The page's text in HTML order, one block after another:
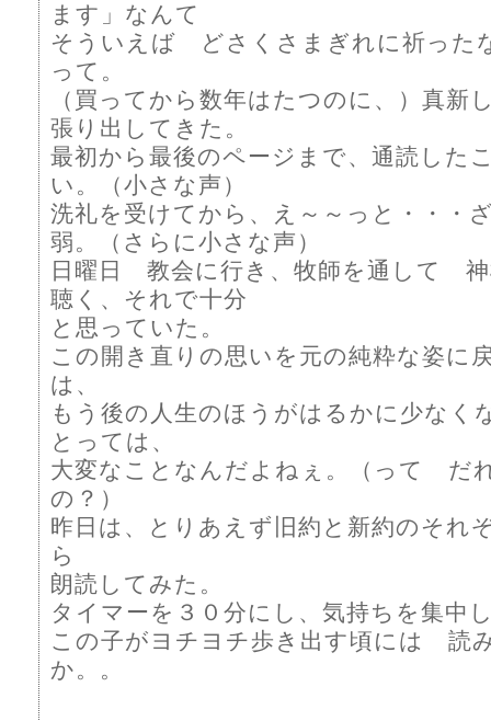
ます」なんて
そういえば どさくさまぎれに祈った
って。
（買ってから数年はたつのに、）真新
張り出してきた。
最初から最後のページまで、通読した
い。（小さな声）
洗礼を受けてから、え～～っと・・・
弱。（さらに小さな声）
日曜日 教会に行き、牧師を通して
聴く、それで十分
と思っていた。
この開き直りの思いを元の純粋な姿に
は、
もう後の人生のほうがはるかに少なく
とっては、
大変なことなんだよねぇ。（って だ
の？）
昨日は、とりあえず旧約と新約のそ
ら
朗読してみた。
タイマーを３０分にし、気持ちを集中
この子がヨチヨチ歩き出す頃には 読
か。。